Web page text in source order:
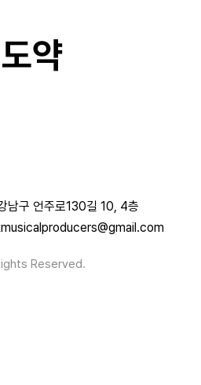
약
남구 언주로130길 10, 4층
Reserved.